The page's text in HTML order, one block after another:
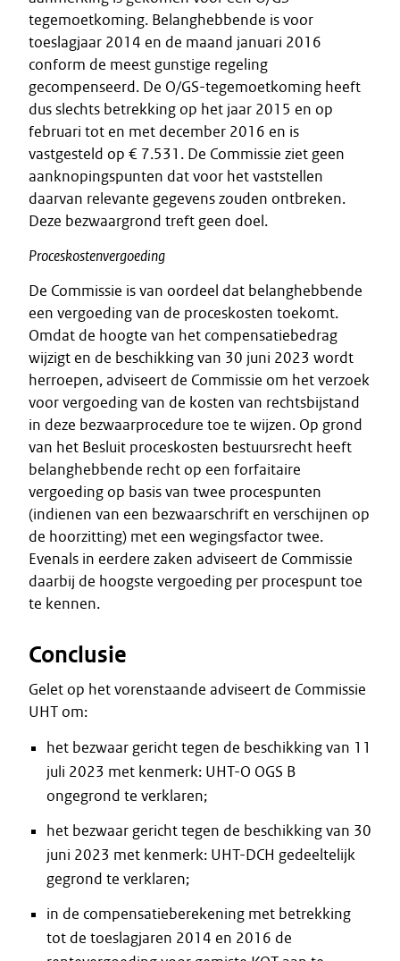
tegemoetkoming. Belanghebbende is voor
toeslagjaar 2014 en de maand januari 2016
conform de meest gunstige regeling
gecompenseerd. De O/GS-tegemoetkoming heeft
dus slechts betrekking op het jaar 2015 en op
februari tot en met december 2016 en is
vastgesteld op € 7.531. De Commissie ziet geen
aanknopingspunten dat voor het vaststellen
daarvan relevante gegevens zouden ontbreken.
Deze bezwaargrond treft geen doel.
Proceskostenvergoeding
De Commissie is van oordeel dat belanghebbende
een vergoeding van de proceskosten toekomt.
Omdat de hoogte van het compensatiebedrag
wijzigt en de beschikking van 30 juni 2023 wordt
herroepen, adviseert de Commissie om het verzoek
voor vergoeding van de kosten van rechtsbijstand
in deze bezwaarprocedure toe te wijzen. Op grond
van het Besluit proceskosten bestuursrecht heeft
belanghebbende recht op een forfaitaire
vergoeding op basis van twee procespunten
(indienen van een bezwaarschrift en verschijnen op
de hoorzitting) met een wegingsfactor twee.
Evenals in eerdere zaken adviseert de Commissie
daarbij de hoogste vergoeding per procespunt toe
te kennen.
Conclusie
Gelet op het vorenstaande adviseert de Commissie
UHT om:
het bezwaar gericht tegen de beschikking van 11
juli 2023 met kenmerk: UHT-O OGS B
ongegrond te verklaren;
het bezwaar gericht tegen de beschikking van 30
juni 2023 met kenmerk: UHT-DCH gedeeltelijk
gegrond te verklaren;
in de compensatieberekening met betrekking
tot de toeslagjaren 2014 en 2016 de